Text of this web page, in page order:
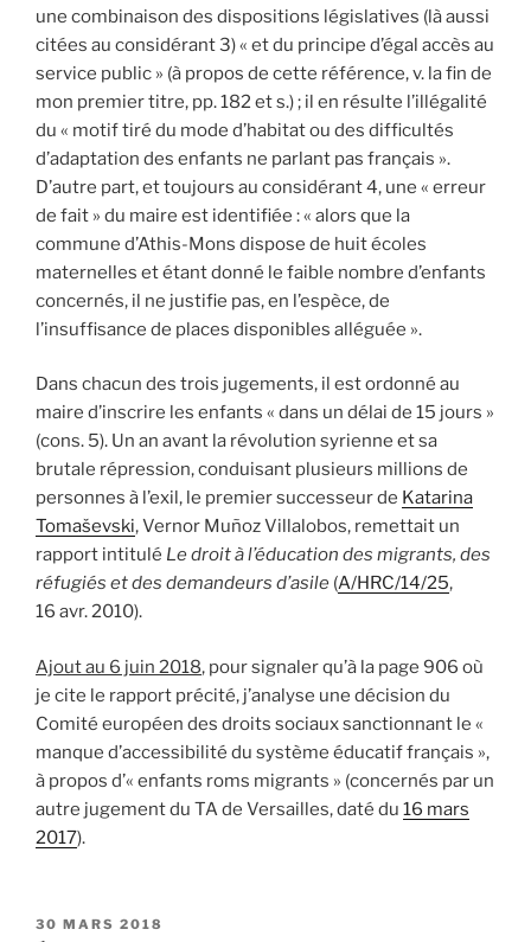
une combinaison des dispositions législatives (là aussi
citées au considérant 3) « et du principe d’égal accès au
service public » (à propos de cette référence, v. la fin de
mon premier titre, pp. 182 et s.) ; il en résulte l’illégalité
du « motif tiré du mode d’habitat ou des difficultés
d’adaptation des enfants ne parlant pas français ».
D’autre part, et toujours au considérant 4, une « erreur
de fait » du maire est identifiée : « alors que la
commune d’Athis-Mons dispose de huit écoles
maternelles et étant donné le faible nombre d’enfants
concernés, il ne justifie pas, en l’espèce, de
l’insuffisance de places disponibles alléguée ».
Dans chacun des trois jugements, il est ordonné au
maire d’inscrire les enfants « dans un délai de 15 jours »
(cons. 5). Un an avant la révolution syrienne et sa
brutale répression, conduisant plusieurs millions de
personnes à l’exil, le premier successeur de Katarina
Tomaševski, Vernor Muñoz Villalobos, remettait un
rapport intitulé Le droit à l’éducation des migrants, des
réfugiés et des demandeurs d’asile (A/HRC/14/25,
16 avr. 2010).
Ajout au 6 juin 2018, pour signaler qu’à la page 906 où
je cite le rapport précité, j’analyse une décision du
Comité européen des droits sociaux sanctionnant le «
manque d’accessibilité du système éducatif français »,
à propos d’« enfants roms migrants » (concernés par un
autre jugement du TA de Versailles, daté du 16 mars
2017).
PUBLIÉ
30 MARS 2018